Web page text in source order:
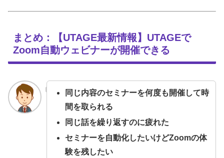
まとめ：【UTAGE最新情報】UTAGEで
Zoom自動ウェビナーが開催できる
同じ内容のセミナーを何度も開催して時
間を取られる
同じ話を繰り返すのに疲れた
セミナーを自動化したいけどZoomの体
験を残したい